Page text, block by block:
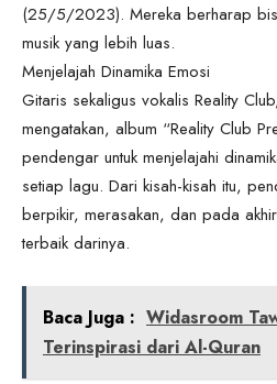
(25/5/2023). Mereka berharap
musik yang lebih luas.
Menjelajah Dinamika Emosi
Gitaris sekaligus vokalis Reality
mengatakan, album “Reality Club
pendengar untuk menjelajahi
setiap lagu. Dari kisah-kisah itu,
berpikir, merasakan, dan pada
terbaik darinya.
Baca Juga : Widasroom
Terinspirasi dari Al-Quran